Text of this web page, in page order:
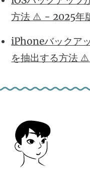
方法 ⚠️ - 2025年
iPhoneバックア
を抽出する方法